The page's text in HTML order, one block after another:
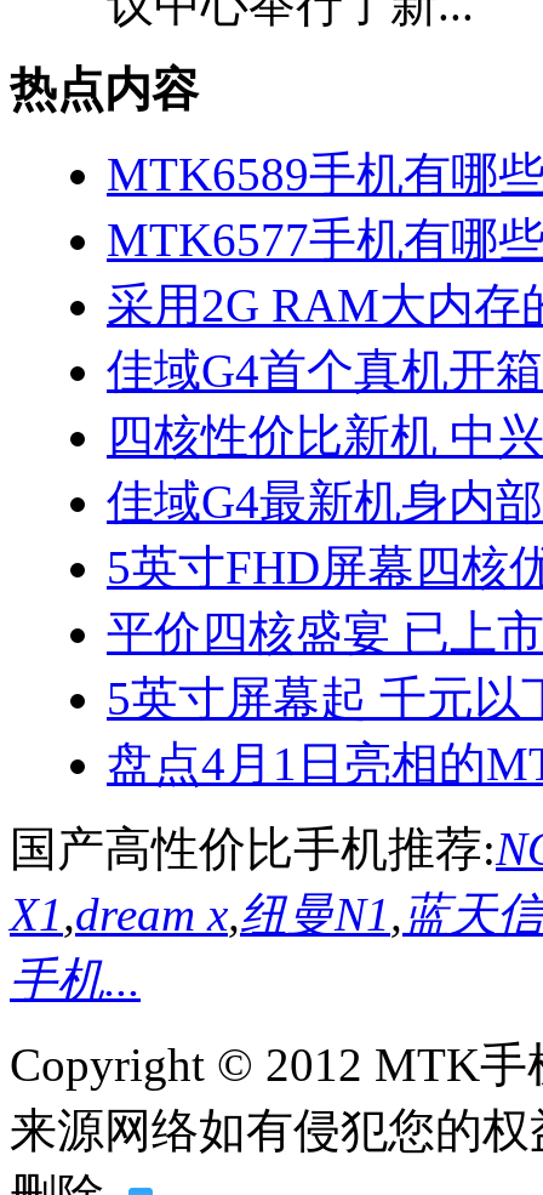
热点内容
MTK6589手机有哪
MTK6577手机有哪
采用2G RAM大内存
佳域G4首个真机开
四核性价比新机 中
佳域G4最新机身内
5英寸FHD屏幕四核
平价四核盛宴 已上
5英寸屏幕起 千元以
盘点4月1日亮相的
国产高性价比手机推荐:
X1,dream x,纽曼N1,蓝天
手机...
Copyright © 2012 MTK
来源网络如有侵犯您的